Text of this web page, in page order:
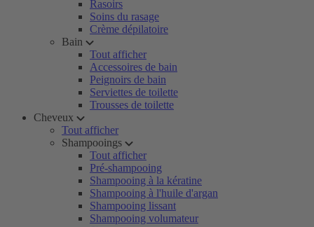
Rasoirs
Soins du rasage
Crème dépilatoire
Bain
Tout afficher
Accessoires de bain
Peignoirs de bain
Serviettes de toilette
Trousses de toilette
Cheveux
Tout afficher
Shampooings
Tout afficher
Pré-shampooing
Shampooing à la kératine
Shampooing à l'huile d'argan
Shampooing lissant
Shampooing volumateur